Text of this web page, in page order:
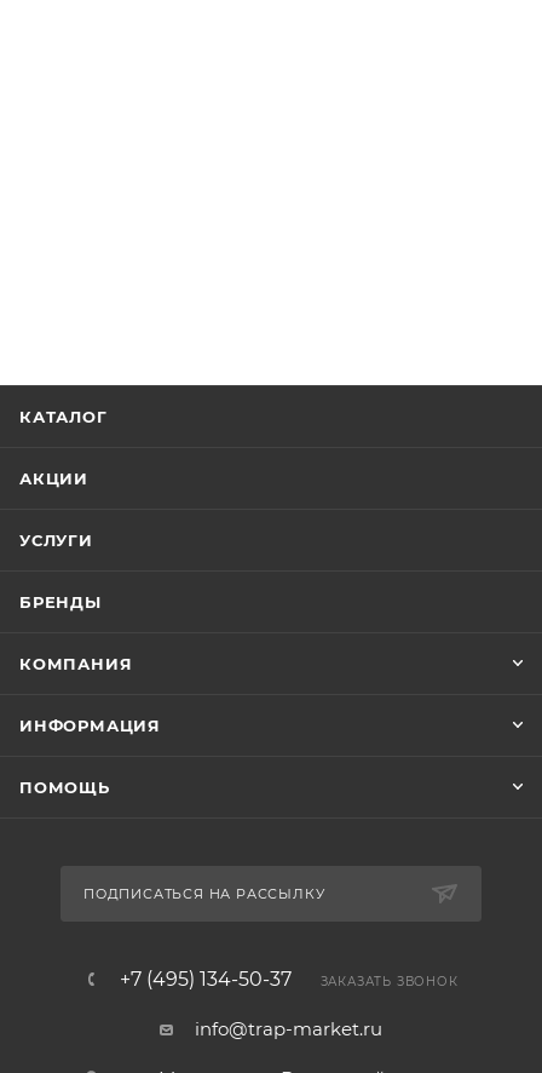
КАТАЛОГ
АКЦИИ
УСЛУГИ
БРЕНДЫ
КОМПАНИЯ
ИНФОРМАЦИЯ
ПОМОЩЬ
ПОДПИСАТЬСЯ НА РАССЫЛКУ
+7 (495) 134-50-37 ЗАКАЗАТЬ ЗВОНОК
info@trap-market.ru